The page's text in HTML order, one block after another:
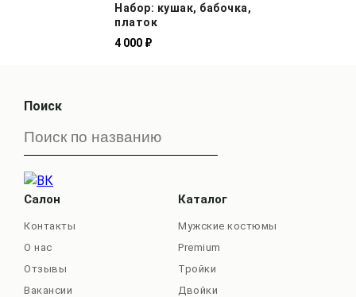
Набор: кушак, бабочка,
платок
4 000 ₽
Поиск
Салон
Контакты
О нас
Отзывы
Вакансии
Каталог
Мужские костюмы
Premium
Тройки
Двойки